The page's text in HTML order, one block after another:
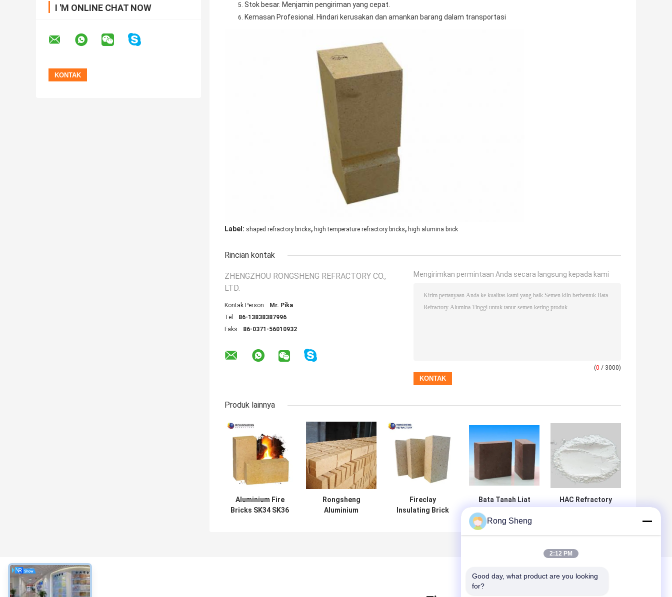
I 'M ONLINE CHAT NOW
Stok besar. Menjamin pengiriman yang cepat.
Kemasan Profesional. Hindari kerusakan dan amankan barang dalam transportasi
Label: shaped refractory bricks, high temperature refractory bricks, high alumina brick
Rincian kontak
ZHENGZHOU RONGSHENG REFRACTORY CO.,
LTD.
Kontak Person:
Mr. Pika
Tel:
86-13838387996
Faks:
86-0371-56010932
Mengirimkan permintaan Anda secara langsung kepada kami
(0 / 3000)
Produk lainnya
Aluminium Fire
Bricks SK34 SK36
Rongsheng
Aluminium
Fireclay
Insulating Brick
Bata Tanah Liat
Tinggi Persegi
Panjang Dengan
HAC Refractory
Rong Sheng
2:12 PM
Good day, what product are you looking
for?